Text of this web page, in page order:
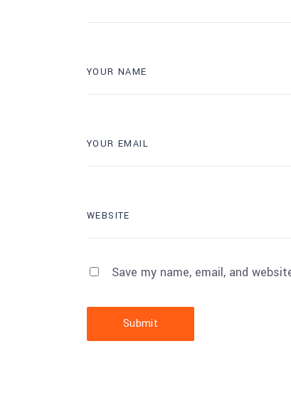
Save my name, email, and
Submit